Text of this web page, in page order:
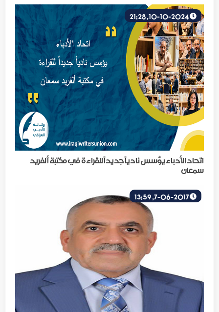
اتحاد الأدباء يؤسس نادياً جديداً للقراءة في مكتبة ألفريد
سمعان